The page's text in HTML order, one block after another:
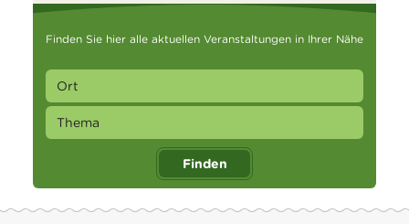
Finden Sie hier alle aktuellen Veranstaltungen in Ihrer Nähe
Finden